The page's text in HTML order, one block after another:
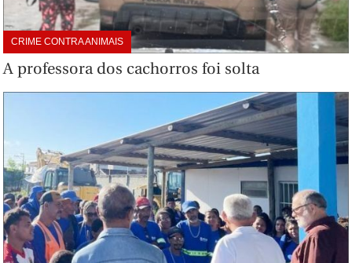
CRIME CONTRA ANIMAIS
A professora dos cachorros foi solta